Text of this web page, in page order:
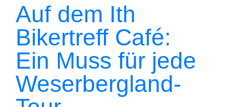
Auf dem Ith
Bikertreff Café:
Ein Muss für jede
Weserbergland-